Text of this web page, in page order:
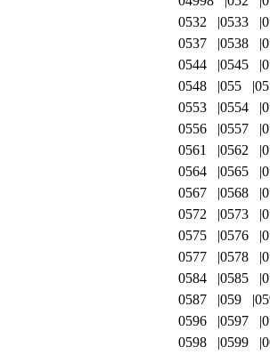
0532
0533
0537
0538
0544
0545
0548
055
0553
0554
0556
0557
0561
0562
0564
0565
0567
0568
0572
0573
0575
0576
0577
0578
0584
0585
0587
059
0596
0597
0598
0599